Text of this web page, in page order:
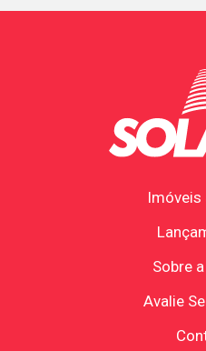
Imóveis
Sobre
Avalie